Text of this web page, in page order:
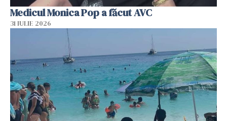
Medicul Monica Pop a făcut AVC
31 IULIE 2026